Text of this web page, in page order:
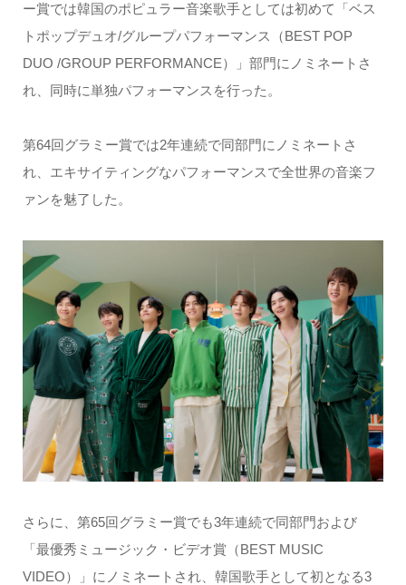
ー賞では韓国のポピュラー音楽歌手としては初めて「ベス
トポップデュオ/グループパフォーマンス（BEST POP
DUO /GROUP PERFORMANCE）」部門にノミネートさ
れ、同時に単独パフォーマンスを行った。
第64回グラミー賞では2年連続で同部門にノミネートさ
れ、エキサイティングなパフォーマンスで全世界の音楽フ
ァンを魅了した。
さらに、第65回グラミー賞でも3年連続で同部門および
「最優秀ミュージック・ビデオ賞（BEST MUSIC
VIDEO）」にノミネートされ、韓国歌手として初となる3